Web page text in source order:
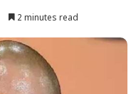
2 minutes read